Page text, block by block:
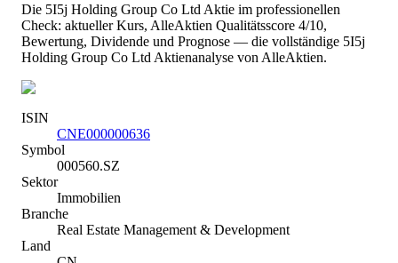
Die 5I5j Holding Group Co Ltd Aktie im professionellen
Check: aktueller Kurs, AlleAktien Qualitätsscore 4/10,
Bewertung, Dividende und Prognose — die vollständige 5I5j
Holding Group Co Ltd Aktienanalyse von AlleAktien.
ISIN
CNE000000636
Symbol
000560.SZ
Sektor
Immobilien
Branche
Real Estate Management & Development
Land